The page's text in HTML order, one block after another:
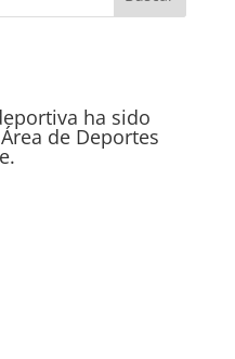
ha sido
de Deportes